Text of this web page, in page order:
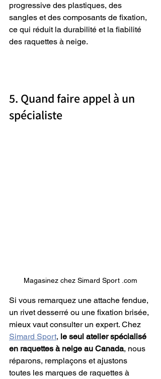
progressive des plastiques, des
sangles et des composants de fixation,
ce qui réduit la durabilité et la fiabilité
des raquettes à neige.
5. Quand faire appel à un
spécialiste
Magasinez chez Simard Sport .com
Si vous remarquez une attache fendue,
un rivet desserré ou une fixation brisée,
mieux vaut consulter un expert. Chez
Simard Sport, le seul atelier spécialisé
en raquettes à neige au Canada, nous
réparons, remplaçons et ajustons
toutes les marques de raquettes à